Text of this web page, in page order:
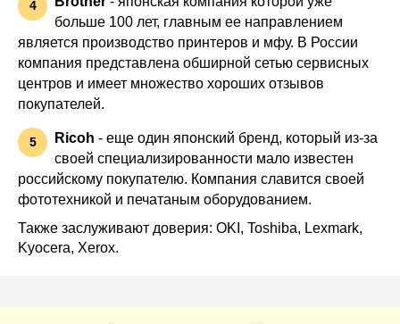
4
больше 100 лет, главным ее направлением
является производство принтеров и мфу. В России
компания представлена обширной сетью сервисных
центров и имеет множество хороших отзывов
покупателей.
5 Ricoh - еще один японский бренд, который из-за
своей специализированности мало известен
российскому покупателю. Компания славится своей
фототехникой и печатаным оборудованием.
Также заслуживают доверия: OKI, Toshiba, Lexmark,
Kyocera, Xerox.